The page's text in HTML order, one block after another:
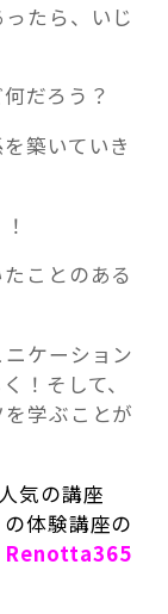
たら、いじ
だろう？
築いていき
ことのある
ケーション
！そして、
学ぶことが
気の講座
体験講座の
Renotta365